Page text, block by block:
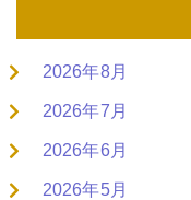
2026年8月
2026年7月
2026年6月
2026年5月